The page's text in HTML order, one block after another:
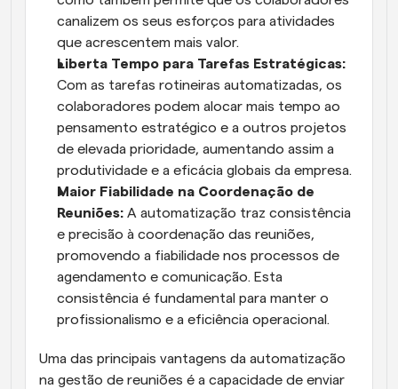
canalizem os seus esforços para atividades
que acrescentem mais valor.
Liberta Tempo para Tarefas Estratégicas:
Com as tarefas rotineiras automatizadas, os
colaboradores podem alocar mais tempo ao
pensamento estratégico e a outros projetos
de elevada prioridade, aumentando assim a
produtividade e a eficácia globais da empresa.
Maior Fiabilidade na Coordenação de
Reuniões: A automatização traz consistência
e precisão à coordenação das reuniões,
promovendo a fiabilidade nos processos de
agendamento e comunicação. Esta
consistência é fundamental para manter o
profissionalismo e a eficiência operacional.
Uma das principais vantagens da automatização
na gestão de reuniões é a capacidade de enviar